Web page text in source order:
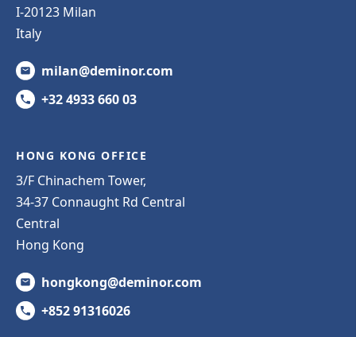
I-20123 Milan
Italy
milan@deminor.com
+32 4933 660 03
HONG KONG OFFICE
3/F Chinachem Tower,
34-37 Connaught Rd Central
Central
Hong Kong
hongkong@deminor.com
+852 91316026